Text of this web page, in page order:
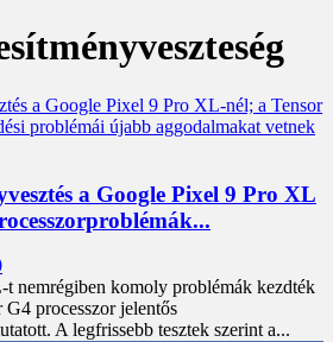
a Google Pixel 9 Pro XL
nemrégiben komoly problémák kezdték
processzor jelentős
A legfrissebb tesztek szerint a...